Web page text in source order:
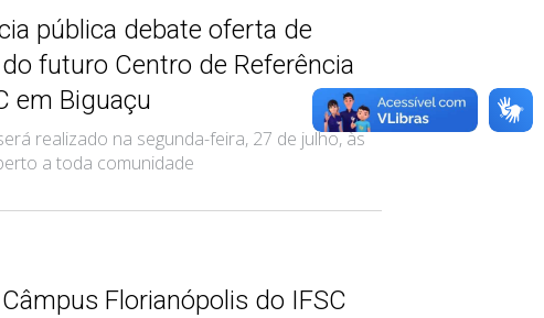
pública debate oferta de
futuro Centro de Referência
em Biguaçu
realizado na segunda-feira, 27 de julho, às
a toda comunidade
Florianópolis do IFSC